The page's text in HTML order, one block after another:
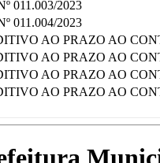
011.003/2023
011.004/2023
AO PRAZO AO
AO PRAZO AO
AO PRAZO AO
AO PRAZO AO